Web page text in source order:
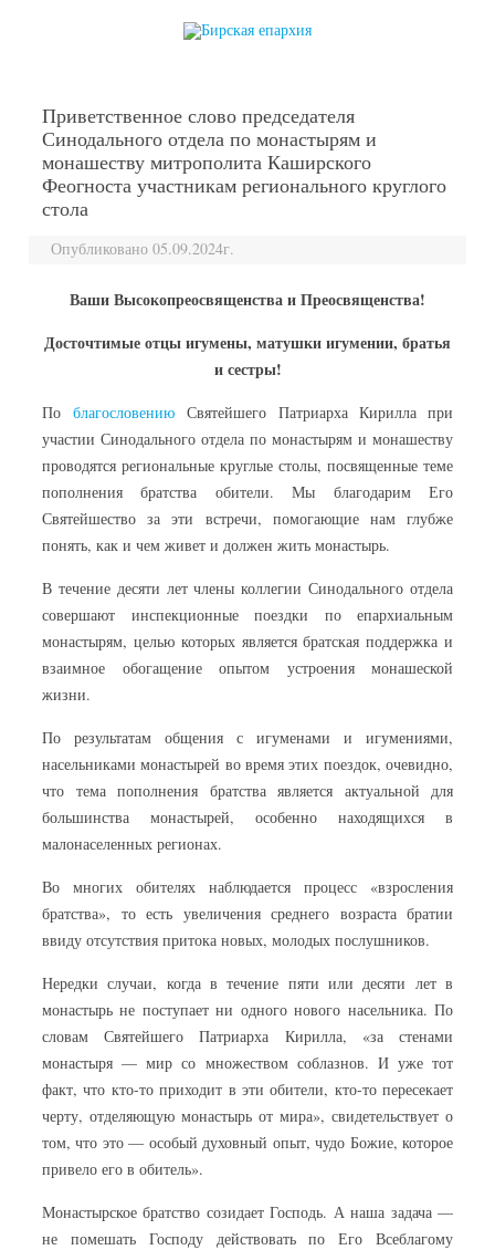
Приветственное слово председателя
Синодального отдела по монастырям и
монашеству митрополита Каширского
Феогноста участникам регионального круглого
стола
Опубликовано 05.09.2024г.
Ваши Высокопреосвященства и Преосвященства!
Досточтимые отцы игумены, матушки игумении, братья
и сестры!
Поблагословению Святейшего Патриарха Кирилла при
участии Синодального отдела по монастырям и монашеству
проводятся региональные круглые столы, посвященные теме
пополнения братства обители. Мы благодарим Его
Святейшество за эти встречи, помогающие нам глубже
понять, как и чем живет и должен жить монастырь.
В течение десяти лет члены коллегии Синодального отдела
совершают инспекционные поездки по епархиальным
монастырям, целью которых является братская поддержка и
взаимное обогащение опытом устроения монашеской
жизни.
По результатам общения с игуменами и игумениями,
насельниками монастырей во время этих поездок, очевидно,
что тема пополнения братства является актуальной для
большинства монастырей, особенно находящихся в
малонаселенных регионах.
Во многих обителях наблюдается процесс «взросления
братства», то есть увеличения среднего возраста братии
ввиду отсутствия притока новых, молодых послушников.
Нередки случаи, когда в течение пяти или десяти лет в
монастырь не поступает ни одного нового насельника. По
словам Святейшего Патриарха Кирилла, «за стенами
монастыря — мир со множеством соблазнов. И уже тот
факт, что кто-то приходит в эти обители, кто-то пересекает
черту, отделяющую монастырь от мира», свидетельствует о
том, что это — особый духовный опыт, чудо Божие, которое
привело его в обитель».
Монастырское братство созидает Господь. А наша задача —
не помешать Господу действовать по Его Всеблагому